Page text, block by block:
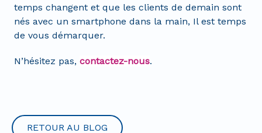
temps changent et que les clients de demain sont
nés avec un smartphone dans la main, Il est temps
de vous démarquer.
N’hésitez pas, contactez-nous.
RETOUR AU BLOG